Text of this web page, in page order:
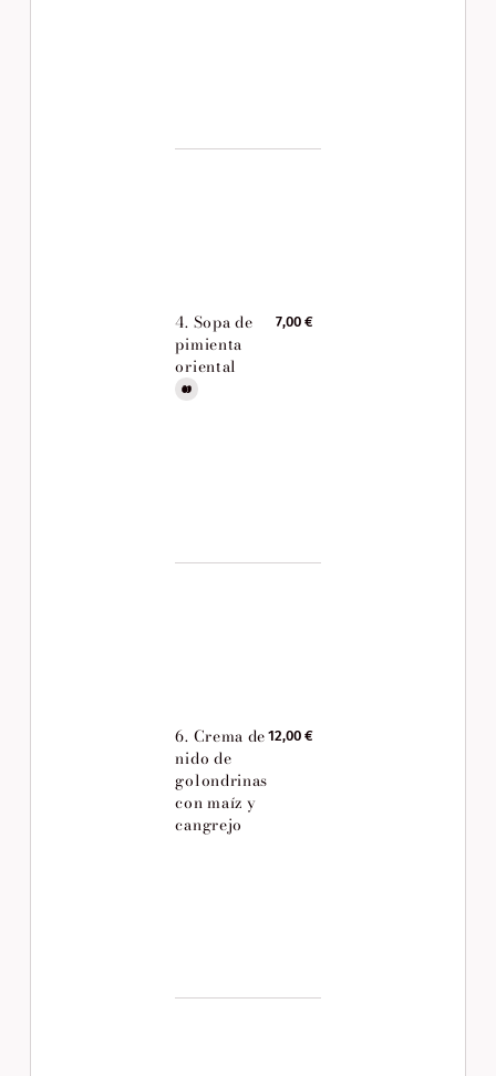
4. Sopa de
pimienta
oriental
7,00 €
6. Crema de
nido de
golondrinas
con maíz y
cangrejo
12,00 €